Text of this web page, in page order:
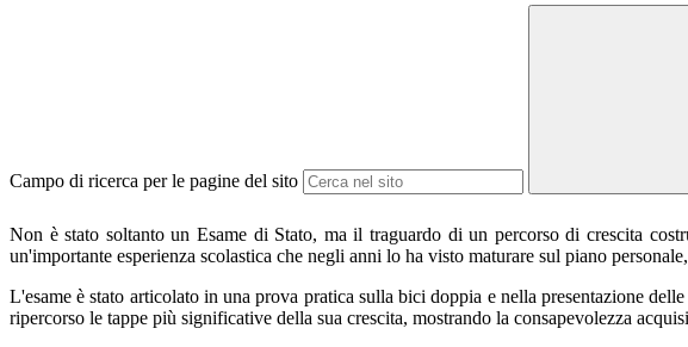
Campo di ricerca per le pagine del sito
Non è stato soltanto un Esame di Stato, ma il traguardo di un percorso di crescita
un'importante esperienza scolastica che negli anni lo ha visto maturare sul piano
L'esame è stato articolato in una prova pratica sulla bici doppia e nella presentazione
ripercorso le tappe più significative della sua crescita, mostrando la consapevolezza